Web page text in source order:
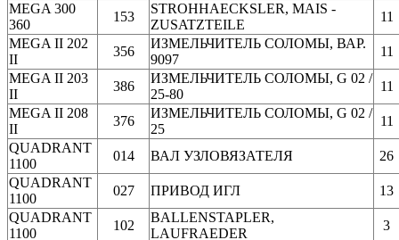
MEGA 300
360
153
STROHHAECKSLER, MAIS -
ZUSATZTEILE
11
MEGA II 202
II
356
ИЗМЕЛЬЧИТЕЛЬ СОЛОМЫ, ВАР.
9097
11
MEGA II 203
II
386
ИЗМЕЛЬЧИТЕЛЬ СОЛОМЫ, G 02 /
25-80
11
MEGA II 208
II
376
ИЗМЕЛЬЧИТЕЛЬ СОЛОМЫ, G 02 /
25
11
QUADRANT
1100
014 ВАЛ УЗЛОВЯЗАТЕЛЯ
26
QUADRANT
1100
027 ПРИВОД ИГЛ
13
QUADRANT
1100
102
BALLENSTAPLER,
LAUFRAEDER
3